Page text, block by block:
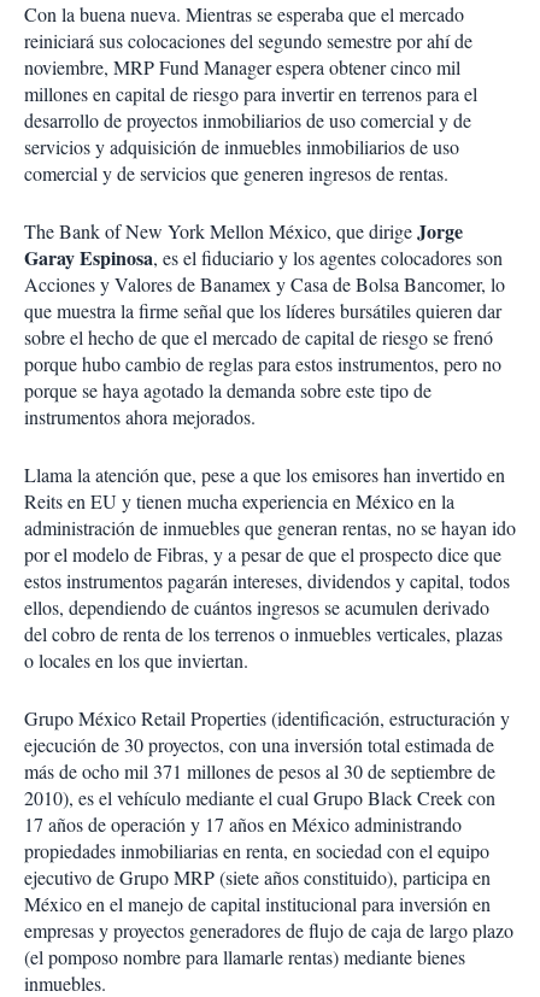
o
m
p
a
r
t
i
r
Con la buena nueva. Mientras se esperaba que el mercado
reiniciará sus colocaciones del segundo semestre por ahí de
noviembre, MRP Fund Manager espera obtener cinco mil
millones en capital de riesgo para invertir en terrenos para el
desarrollo de proyectos inmobiliarios de uso comercial y de
servicios y adquisición de inmuebles inmobiliarios de uso
comercial y de servicios que generen ingresos de rentas.
The Bank of New York Mellon México, que dirigeJorge
Garay Espinosa, es el fiduciario y los agentes colocadores son
Acciones y Valores de Banamex y Casa de Bolsa Bancomer, lo
que muestra la firme señal que los líderes bursátiles quieren dar
sobre el hecho de que el mercado de capital de riesgo se frenó
porque hubo cambio de reglas para estos instrumentos, pero no
porque se haya agotado la demanda sobre este tipo de
instrumentos ahora mejorados.
Llama la atención que, pese a que los emisores han invertido en
Reits en EU y tienen mucha experiencia en México en la
administración de inmuebles que generan rentas, no se hayan ido
por el modelo de Fibras, y a pesar de que el prospecto dice que
estos instrumentos pagarán intereses, dividendos y capital, todos
ellos, dependiendo de cuántos ingresos se acumulen derivado
del cobro de renta de los terrenos o inmuebles verticales, plazas
o locales en los que inviertan.
Grupo México Retail Properties (identificación, estructuración y
ejecución de 30 proyectos, con una inversión total estimada de
más de ocho mil 371 millones de pesos al 30 de septiembre de
2010), es el vehículo mediante el cual Grupo Black Creek con
17 años de operación y 17 años en México administrando
propiedades inmobiliarias en renta, en sociedad con el equipo
ejecutivo de Grupo MRP (siete años constituido), participa en
México en el manejo de capital institucional para inversión en
empresas y proyectos generadores de flujo de caja de largo plazo
(el pomposo nombre para llamarle rentas) mediante bienes
inmuebles.